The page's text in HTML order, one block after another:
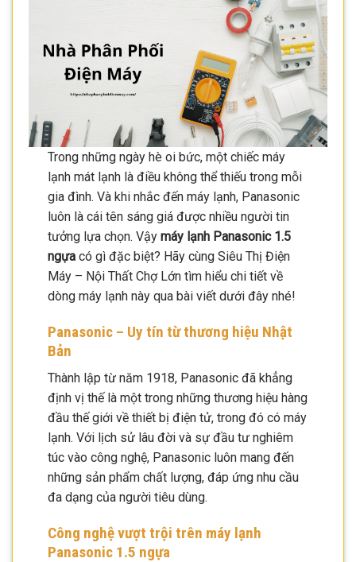
Trong những ngày hè oi bức, một chiếc máy
lạnh mát lạnh là điều không thể thiếu trong mỗi
gia đình. Và khi nhắc đến máy lạnh, Panasonic
luôn là cái tên sáng giá được nhiều người tin
tưởng lựa chọn. Vậy máy lạnh Panasonic 1.5
ngựa có gì đặc biệt? Hãy cùng Siêu Thị Điện
Máy – Nội Thất Chợ Lớn tìm hiểu chi tiết về
dòng máy lạnh này qua bài viết dưới đây nhé!
Panasonic – Uy tín từ thương hiệu Nhật
Bản
Thành lập từ năm 1918, Panasonic đã khẳng
định vị thế là một trong những thương hiệu hàng
đầu thế giới về thiết bị điện tử, trong đó có máy
lạnh. Với lịch sử lâu đời và sự đầu tư nghiêm
túc vào công nghệ, Panasonic luôn mang đến
những sản phẩm chất lượng, đáp ứng nhu cầu
đa dạng của người tiêu dùng.
Công nghệ vượt trội trên máy lạnh
Panasonic 1.5 ngựa